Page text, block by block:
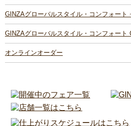
GINZAグローバルスタイル・コンフォート
GINZAグローバルスタイル・コンフォート
オンラインオーダー